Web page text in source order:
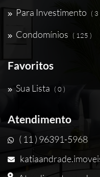
Para Investimento ( 3
Condomínios ( 125 )
Favoritos
Sua Lista ( 0 )
Atendimento
( 11 ) 96391-5968